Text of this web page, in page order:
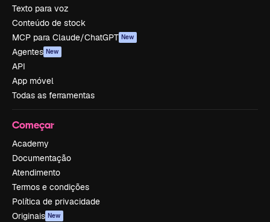
Texto para voz
Conteúdo de stock
MCP para Claude/ChatGPT New
Agentes New
API
App móvel
Todas as ferramentas
Começar
Academy
Documentação
Atendimento
Termos e condições
Política de privacidade
Originais New